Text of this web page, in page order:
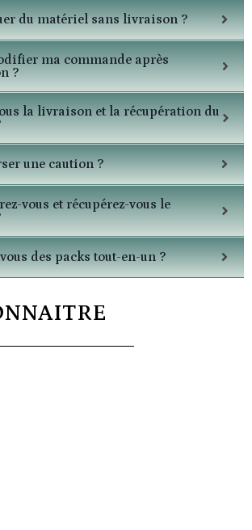
du matériel sans livraison ?
ma commande après
?
la livraison et la récupération du
une caution ?
vous et récupérez-vous le
des packs tout-en-un ?